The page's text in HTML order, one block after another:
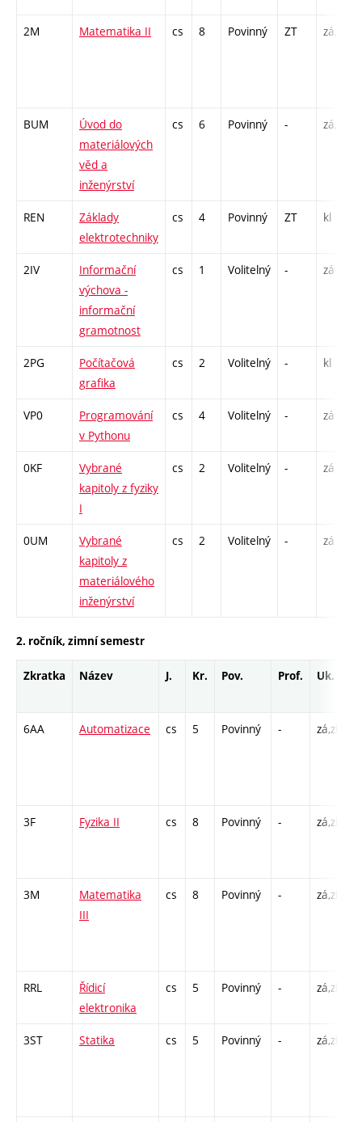
2M Matematika II cs 8 Povinný ZT zá,zk
BUM
Úvod do
materiálových
věd a
inženýrství
cs 6 Povinný - zá,zk
REN
Základy
elektrotechniky
cs 4 Povinný ZT kl
2IV
Informační
výchova -
informační
gramotnost
cs 1 Volitelný - zá
2PG
Počítačová
grafika
cs 2 Volitelný - kl
VP0
Programování
v Pythonu
cs 4 Volitelný - zá
0KF
Vybrané
kapitoly z fyziky
I
cs 2 Volitelný - zá
0UM
Vybrané
kapitoly z
materiálového
inženýrství
cs 2 Volitelný - zá
2. ročník, zimní semestr
Zkratka Název J. Kr. Pov. Prof. Uk.
6AA Automatizace cs 5 Povinný - zá,zk
3F Fyzika II cs 8 Povinný - zá,zk
3M
Matematika
III
cs 8 Povinný - zá,zk
RRL
Řídicí
elektronika
cs 5 Povinný - zá,zk
3ST Statika cs 5 Povinný - zá,zk